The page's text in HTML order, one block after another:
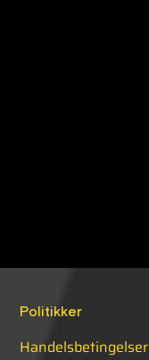
Politikker
Handelsbetingelser